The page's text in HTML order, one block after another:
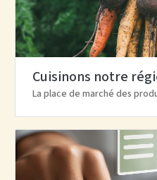
Cuisinons notre
La place de marché des